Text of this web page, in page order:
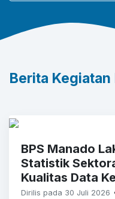
Berita Kegiatan
BPS Manado
Statistik
Kualitas Data
Dirilis pada 30 Juli 2026